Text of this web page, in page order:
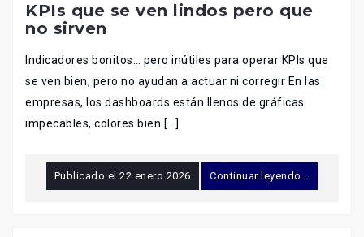
KPIs que se ven lindos pero que
no sirven
Indicadores bonitos… pero inútiles para operar KPIs que
se ven bien, pero no ayudan a actuar ni corregir En las
empresas, los dashboards están llenos de gráficas
impecables, colores bien […]
Publicado el22 enero 2026 Continuar leyendo...